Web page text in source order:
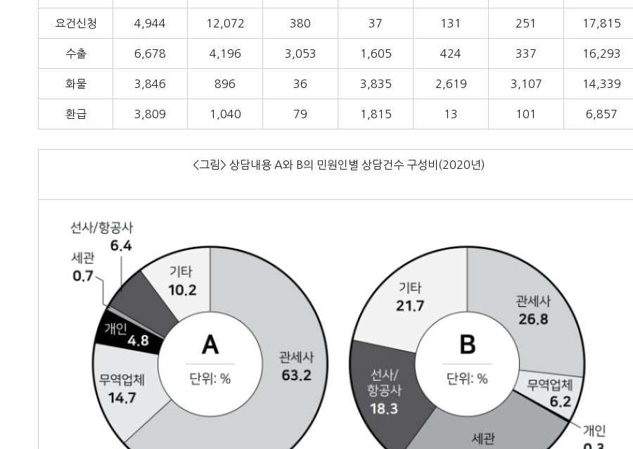
요건신청 4,944 12,072 380 37 131 251 17,815
수출 6,678 4,196 3,053 1,605 424 337 16,293
화물 3,846 896 36 3,835 2,619 3,107 14,339
환급 3,809 1,040 79 1,815 13 101 6,857
<그림> 상담내용 A와 B의 민원인별 상담건수 구성비(2020년)